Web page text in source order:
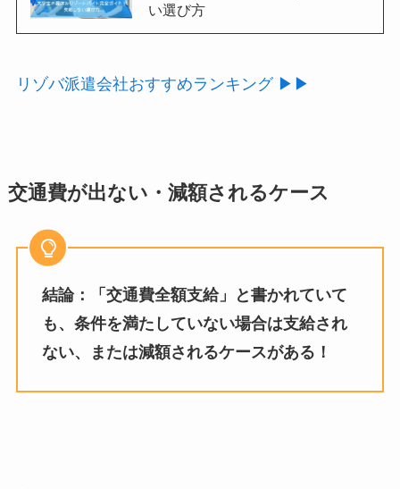
い選び方
リゾバ派遣会社おすすめランキング ▶▶
交通費が出ない・減額されるケース
結論：「交通費全額支給」と書かれていて
も、条件を満たしていない場合は支給され
ない、または減額されるケースがある！